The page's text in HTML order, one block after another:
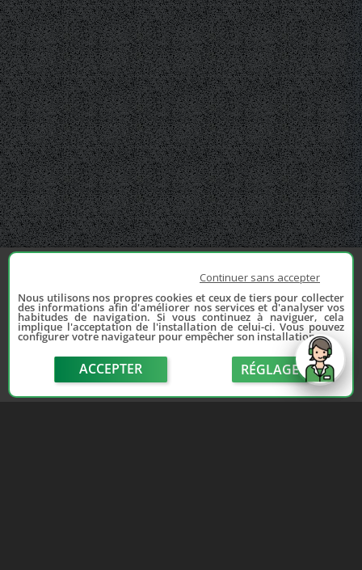
Continuer sans accepter
Nous utilisons nos propres cookies et ceux de tiers pour collecter
des informations afin d'améliorer nos services et d'analyser vos
habitudes de navigation. Si vous continuez à naviguer, cela
implique l'acceptation de l'installation de celui-ci. Vous pouvez
configurer votre navigateur pour empêcher son installation.
ACCEPTER RÉGLAGE